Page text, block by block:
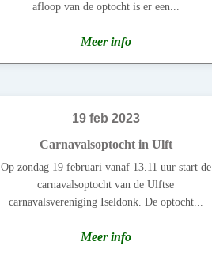
afloop van de optocht is er een...
Meer info
19 feb 2023
Carnavalsoptocht in Ulft
Op zondag 19 februari vanaf 13.11 uur start de
carnavalsoptocht van de Ulftse
carnavalsvereniging Iseldonk. De optocht...
Meer info